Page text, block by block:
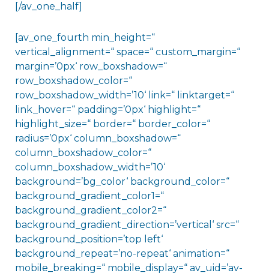
[/av_one_half]
[av_one_fourth min_height=“
vertical_alignment=“ space=“ custom_margin=“
margin=’0px‘ row_boxshadow=“
row_boxshadow_color=“
row_boxshadow_width=’10‘ link=“ linktarget=“
link_hover=“ padding=’0px‘ highlight=“
highlight_size=“ border=“ border_color=“
radius=’0px‘ column_boxshadow=“
column_boxshadow_color=“
column_boxshadow_width=’10‘
background=’bg_color‘ background_color=“
background_gradient_color1=“
background_gradient_color2=“
background_gradient_direction=’vertical‘ src=“
background_position=’top left‘
background_repeat=’no-repeat‘ animation=“
mobile_breaking=“ mobile_display=“ av_uid=’av-